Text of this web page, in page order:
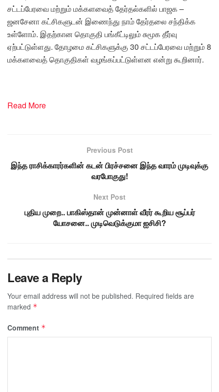
சட்டப்பேரவை மற்றும் மக்களவைத் தேர்தல்களில் பாஜக –
ஜனசேனா கட்சிகளுடன் இணைந்து நாம் தேர்தலை சந்திக்க
உள்ளோம். இதற்கான தொகுதி பங்கீட்டிலும் சுமூக தீர்வு
ஏற்பட்டுள்ளது. தோழமை கட்சிகளுக்கு 30 சட்டப்பேரவை மற்றும் 8
மக்களவைத் தொகுதிகள் வழங்கப்பட்டுள்ளன என்று கூறினார்.
Read More
Previous Post
இந்த ராசிக்காரர்களின் கடன் பிரச்சனை இந்த வாரம் முடிவுக்கு
வரபோகுது!
Next Post
புதிய முறை.. பாகிஸ்தான் முன்னாள் வீரர் கூறிய சூப்பர்
யோசனை.. முடிவெடுக்குமா ஐசிசி?
Leave a Reply
Your email address will not be published. Required fields are
marked *
Comment *